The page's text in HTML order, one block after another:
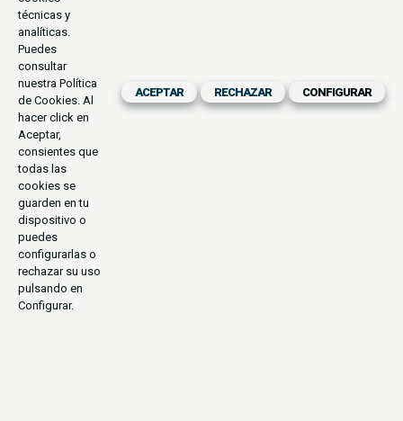
técnicas y
analíticas.
Puedes
consultar
nuestra Política
de Cookies. Al
hacer click en
Aceptar,
consientes que
todas las
cookies se
guarden en tu
dispositivo o
puedes
configurarlas o
rechazar su uso
pulsando en
Configurar.
ACEPTAR RECHAZAR CONFIGURAR